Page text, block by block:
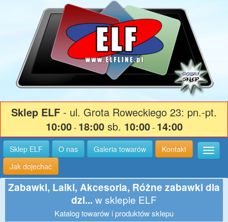
Sklep ELF - ul. Grota Roweckiego 23: pn.-pt.
10:00- 18:00sb. 10:00- 14:00
Sklep ELF O nas Galeria towarów
Kontakt
Jak dojechać
Zabawki, Lalki, Akcesoria, Różne zabawki dla
dzi... w sklepie ELF
Katalog towarów i produktów sklepu